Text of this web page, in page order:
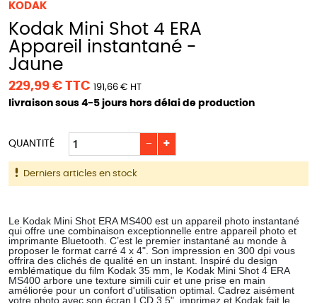
KODAK
Kodak Mini Shot 4 ERA
Appareil instantané -
Jaune
229,99 € TTC 191,66 € HT
livraison sous 4-5 jours hors délai de production
QUANTITÉ +
−
Derniers articles en stock
Le Kodak Mini Shot ERA MS400 est un appareil photo instantané
qui offre une combinaison exceptionnelle entre appareil photo et
imprimante Bluetooth. C’est le premier instantané au monde à
proposer le format carré 4 x 4". Son impression en 300 dpi vous
offrira des clichés de qualité en un instant. Inspiré du design
emblématique du film Kodak 35 mm, le Kodak Mini Shot 4 ERA
MS400 arbore une texture simili cuir et une prise en main
améliorée pour un confort d'utilisation optimal. Cadrez aisément
votre photo avec son écran LCD 3,5", imprimez et Kodak fait le